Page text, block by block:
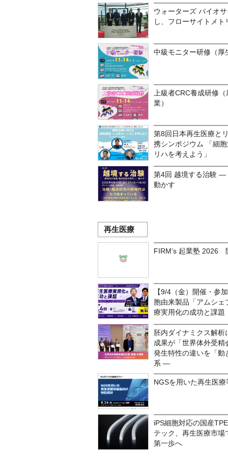
ウォーターズ バイオ
し、フローサイトメ
中級モニター研修（厚
上級者CRC養成研修
業）
第8回日本再生医療と
携シンポジウム 「細
リハを考えよう」
第4回 越境する治験 —
動かす
再生医療
FIRM’s 起業塾 2026
【9/4（金）開催・参
胞由来製品「アムシ
療実用化の成功と課題
胚内ダイナミクス解
成果が「世界体外受
発生特性の違いを「動
系 ―
NGSを用いた再生医
iPS細胞対応の国産
テック、再生医療市
第一歩へ